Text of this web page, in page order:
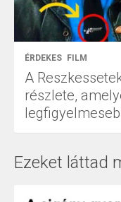
ÉRDEKES FILM
A
részlete,
Ezeket láttad